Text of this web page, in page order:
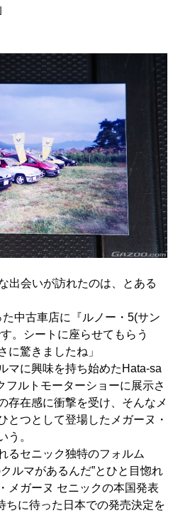
出会いが訪れたのは、とある
中古車店に『ルノー・5(サン
。シートに座らせてもらう
に驚きましたね」
マに興味を持ち始めたHata-sa
フルトモーターショーに展示さ
存在感に衝撃を受け、そんなメ
とつとして登場したメガーヌ・
う。
るセニック独特のフォルム
ルマがあるんだ”とひと目惚れ
メガーヌ セニックの本国発表
ちに待った日本での発売決定を